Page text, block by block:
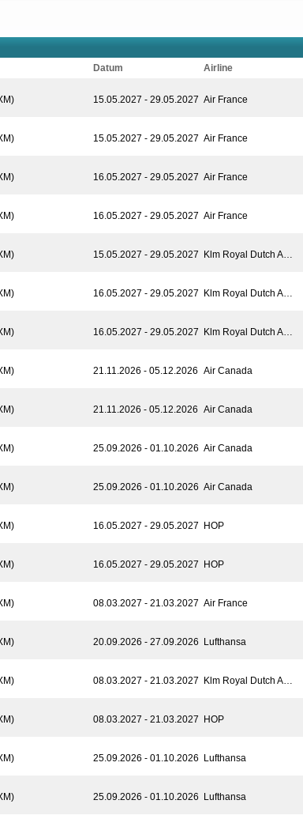
Datum Airline
15.05.2027 - 29.05.2027 Air France
15.05.2027 - 29.05.2027 Air France
16.05.2027 - 29.05.2027 Air France
16.05.2027 - 29.05.2027 Air France
15.05.2027 - 29.05.2027 Klm Royal Dutch A…
16.05.2027 - 29.05.2027 Klm Royal Dutch A…
16.05.2027 - 29.05.2027 Klm Royal Dutch A…
21.11.2026 - 05.12.2026 Air Canada
21.11.2026 - 05.12.2026 Air Canada
25.09.2026 - 01.10.2026 Air Canada
25.09.2026 - 01.10.2026 Air Canada
16.05.2027 - 29.05.2027 HOP
16.05.2027 - 29.05.2027 HOP
08.03.2027 - 21.03.2027 Air France
20.09.2026 - 27.09.2026 Lufthansa
08.03.2027 - 21.03.2027 Klm Royal Dutch A…
08.03.2027 - 21.03.2027 HOP
25.09.2026 - 01.10.2026 Lufthansa
25.09.2026 - 01.10.2026 Lufthansa